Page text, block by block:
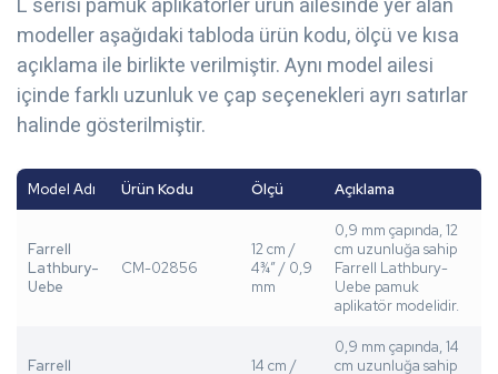
modeller aşağıdaki tabloda ürün kodu, ölçü ve kısa
açıklama ile birlikte verilmiştir. Aynı model ailesi
içinde farklı uzunluk ve çap seçenekleri ayrı satırlar
halinde gösterilmiştir.
Model Adı Ürün Kodu Ölçü Açıklama
Farrell
Lathbury-
Uebe
CM-02856
12 cm /
4¾” / 0,9
mm
0,9 mm çapında, 12
cm uzunluğa sahip
Farrell Lathbury-
Uebe pamuk
aplikatör modelidir.
Farrell
14 cm /
0,9 mm çapında, 14
cm uzunluğa sahip